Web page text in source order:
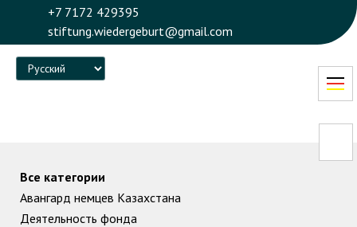
+7 7172 429395
stiftung.wiedergeburt@gmail.com
Language
Все категории
Авангард немцев Казахстана
Деятельность фонда